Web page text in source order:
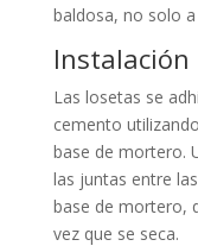
baldosa, no solo
Instalación
Las losetas se
cemento
base de mortero.
las juntas entre
base de mortero,
vez que se seca.